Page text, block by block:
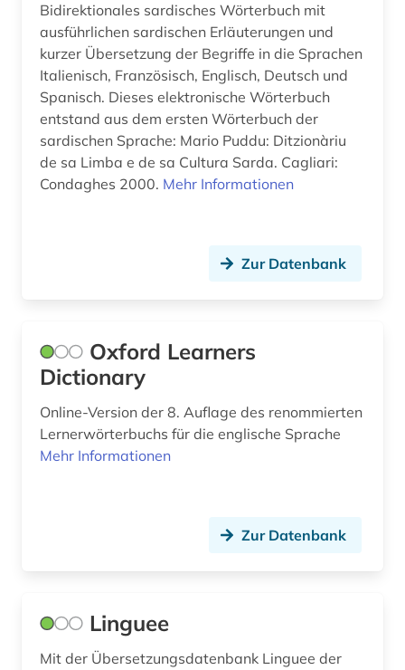
lushai-sprache (1)
lusitanistik (2)
lyrik (8)
lyriker (2)
malaiisch (2)
medizin (2)
meerestier (1)
mehrsprachig&gt (2)
mittellatein (2)
mongolisch (1)
Bidirektionales sardisches Wörterbuch mit
ausführlichen sardischen Erläuterungen und
kurzer Übersetzung der Begriffe in die Sprachen
Italienisch, Französisch, Englisch, Deutsch und
Spanisch. Dieses elektronische Wörterbuch
entstand aus dem ersten Wörterbuch der
sardischen Sprache: Mario Puddu: Ditzionàriu
de sa Limba e de sa Cultura Sarda. Cagliari:
Condaghes 2000. Mehr Informationen
Zur Datenbank
Oxford Learners
Dictionary
Online-Version der 8. Auflage des renommierten
Lernerwörterbuchs für die englische Sprache
Mehr Informationen
Zur Datenbank
Linguee
Mit der Übersetzungsdatenbank Linguee der